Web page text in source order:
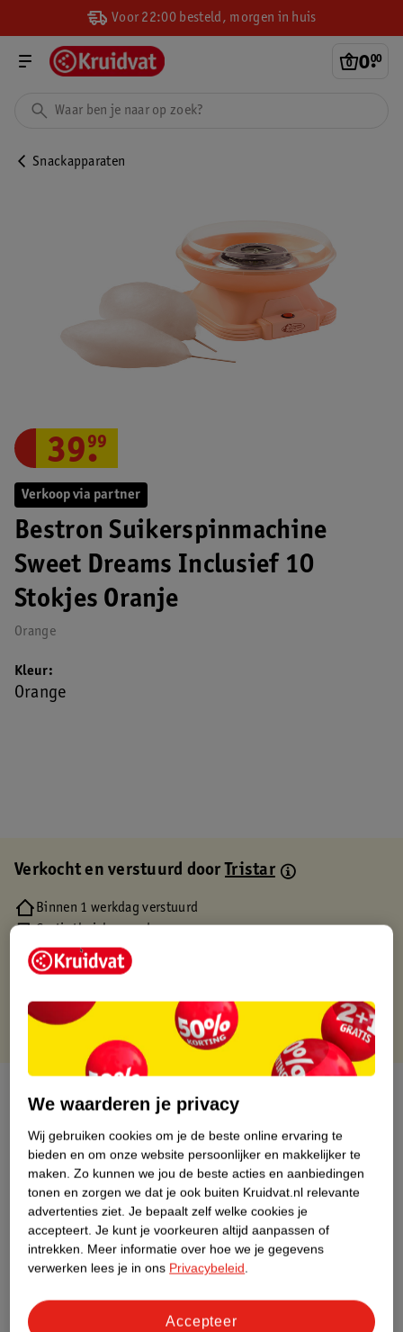
Voor 22:00 besteld, morgen in huis
0.
00
Snackapparaten
Verkoop via partner
Bestron Suikerspinmachine
Sweet Dreams Inclusief 10
Stokjes Oranje
Orange
39.
99
Kleur
Orange
Verkocht en verstuurd doorTristar
Binnen 1 werkdag verstuurd
Gratis thuisbezorgd
Gratis retourneren via verkooppartner.
Gratis punten met je Kruidvat kaart
Over dit product
Productinformatie
Etiketinformatie
Nature Impact Score
Dit product heeft (nog) geen Nature
Meer informatie
We waarderen je privacy
Wij gebruiken cookies om je de beste online ervaring te
bieden en om onze website persoonlijker en makkelijker te
maken. Zo kunnen we jou de beste acties en aanbiedingen
tonen en zorgen we dat je ook buiten Kruidvat.nl relevante
advertenties ziet. Je bepaalt zelf welke cookies je
accepteert. Je kunt je voorkeuren altijd aanpassen of
intrekken. Meer informatie over hoe we je gegevens
verwerken lees je in ons Privacybeleid.
Accepteer